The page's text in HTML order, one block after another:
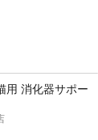
用 消化器サポー